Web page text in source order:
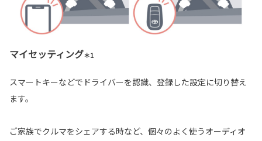
マイセッティング＊1
スマートキーなどでドライバーを認識、登録した設定に切り替え
ます。
ご家族でクルマをシェアする時など、個々のよく使うオーディオ